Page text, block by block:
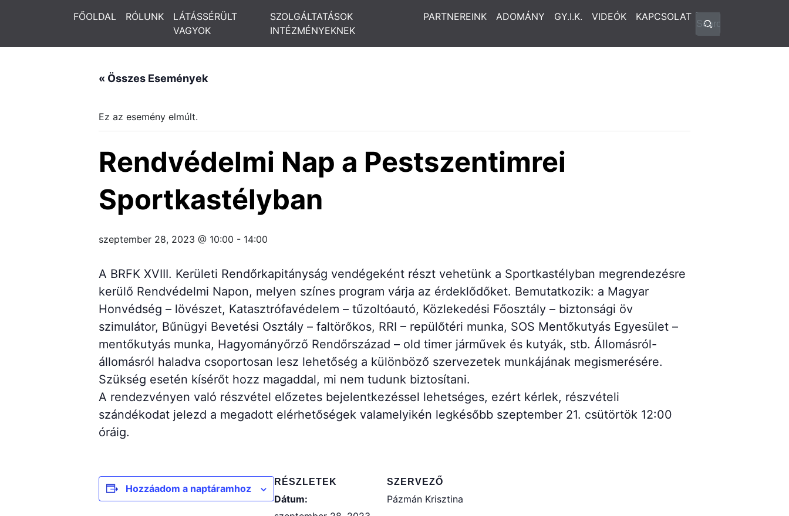
FŐOLDAL RÓLUNK
LÁTÁSSÉRÜLT
VAGYOK
SZOLGÁLTATÁSOK
INTÉZMÉNYEKNEK
PARTNEREINK ADOMÁNY GY.I.K. VIDEÓK KAPCSOLAT
« Összes Események
Ez az esemény elmúlt.
Rendvédelmi Nap a Pestszentimrei
Sportkastélyban
szeptember 28, 2023 @ 10:00 - 14:00
A BRFK XVIII. Kerületi Rendőrkapitányság vendégeként részt vehetünk a Sportkastélyban megrendezésre
kerülő Rendvédelmi Napon, melyen színes program várja az érdeklődőket. Bemutatkozik: a Magyar
Honvédség – lövészet, Katasztrófavédelem – tűzoltóautó, Közlekedési Főosztály – biztonsági öv
szimulátor, Bűnügyi Bevetési Osztály – faltörőkos, RRI – repülőtéri munka, SOS Mentőkutyás Egyesület –
mentőkutyás munka, Hagyományőrző Rendőrszázad – old timer járművek és kutyák, stb. Állomásról-
állomásról haladva csoportosan lesz lehetőség a különböző szervezetek munkájának megismerésére.
Szükség esetén kísérőt hozz magaddal, mi nem tudunk biztosítani.
A rendezvényen való részvétel előzetes bejelentkezéssel lehetséges, ezért kérlek, részvételi
szándékodat jelezd a megadott elérhetőségek valamelyikén legkésőbb szeptember 21. csütörtök 12:00
óráig.
Hozzáadom a naptáramhoz
RÉSZLETEK
Dátum:
SZERVEZŐ
Pázmán Krisztina